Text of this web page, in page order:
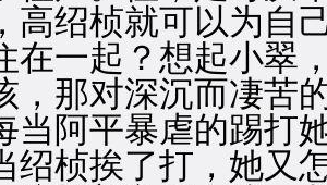
高绍桢就可以为自
在一起？想起小翠
，那对深沉而凄苦
当阿平暴虐的踢打
绍桢挨了打，她又